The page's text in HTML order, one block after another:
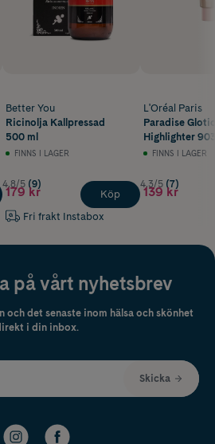
Better You
Ricinolja Kallpressad
500 ml
FINNS I LAGER
4.8/5 (9)
179 kr
Fri frakt Instabox
Köp
L'Oréal Paris
Paradise
Highlighter
Glow 40 ml
FINNS I LAGER
4.3/5 (7)
139 kr
på vårt nyhetsbrev
och det senaste inom hälsa och skönhet
i din inbox.
Skicka